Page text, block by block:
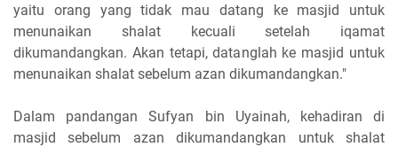
yaitu orang yang tidak mau datang ke masjid untuk
menunaikan shalat kecuali setelah iqamat
dikumandangkan. Akan tetapi, datanglah ke masjid untuk
menunaikan shalat sebelum azan dikumandangkan."
Dalam pandangan Sufyan bin Uyainah, kehadiran di
masjid sebelum azan dikumandangkan untuk shalat